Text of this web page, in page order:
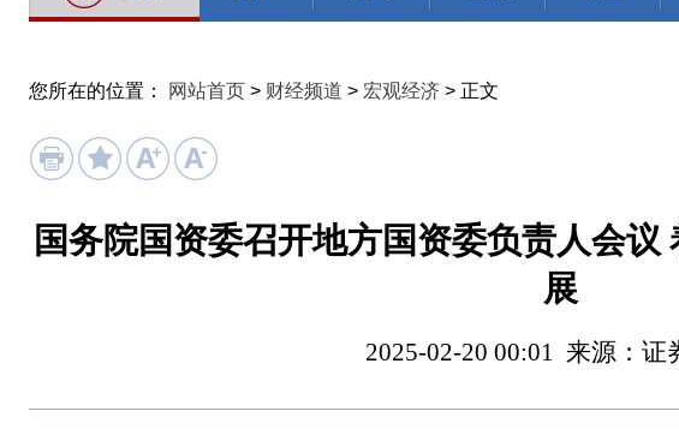
您所在的位置： 网站首页 > 财经频道 > 宏观经济 > 正文
国务院国资委召开地方国资委负责人会
展
2025-02-20 00:01 来源：证